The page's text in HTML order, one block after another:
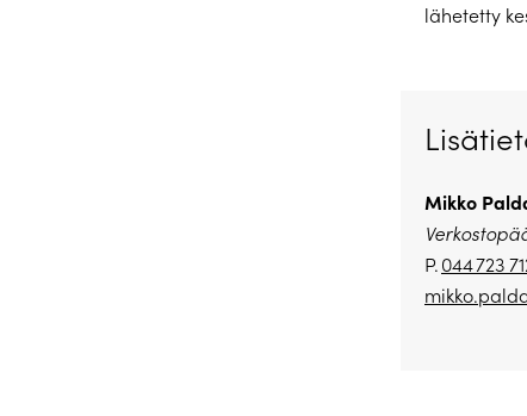
lähetetty
Mikko
P.044 723